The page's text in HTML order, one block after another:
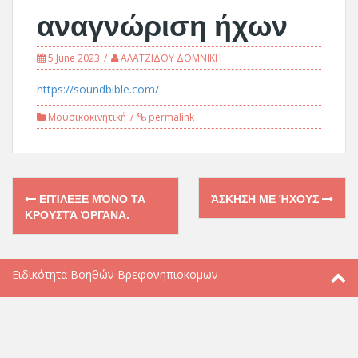
αναγνώριση ήχων
5 June 2023 ΑΛΑΤΖΙΔΟΥ ΔΟΜΝΙΚΗ
https://soundbible.com/
Μουσικοκινητική permalink
Post
navigation
ΕΠΊΛΕΞΕ ΜΌΝΟ ΤΑ
ΚΡΟΥΣΤΆ ΌΡΓΑΝΑ.
ΆΣΚΗΣΗ ΜΕ ΉΧΟΥΣ
Ειδικότητα Βοηθών Βρεφονηπιοκομων